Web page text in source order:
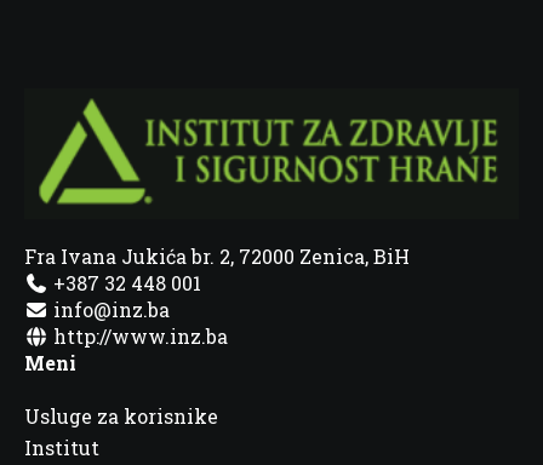
Fra Ivana Jukića br. 2, 72000 Zenica, BiH
+387 32 448 001
info@inz.ba
http://www.inz.ba
Meni
Usluge za korisnike
Institut